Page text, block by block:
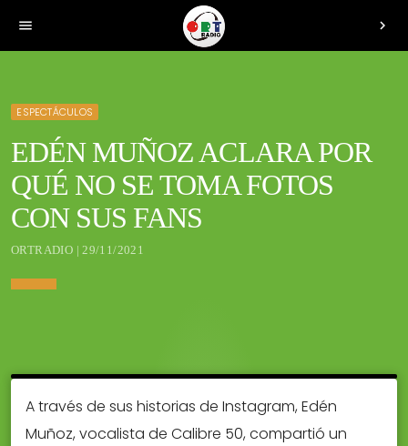
menu chevron_right
ESPECTÁCULOS
EDÉN MUÑOZ ACLARA POR
QUÉ NO SE TOMA FOTOS
CON SUS FANS
ORTRADIO | 29/11/2021
A través de sus historias de Instagram, Edén
Muñoz, vocalista de Calibre 50, compartió un